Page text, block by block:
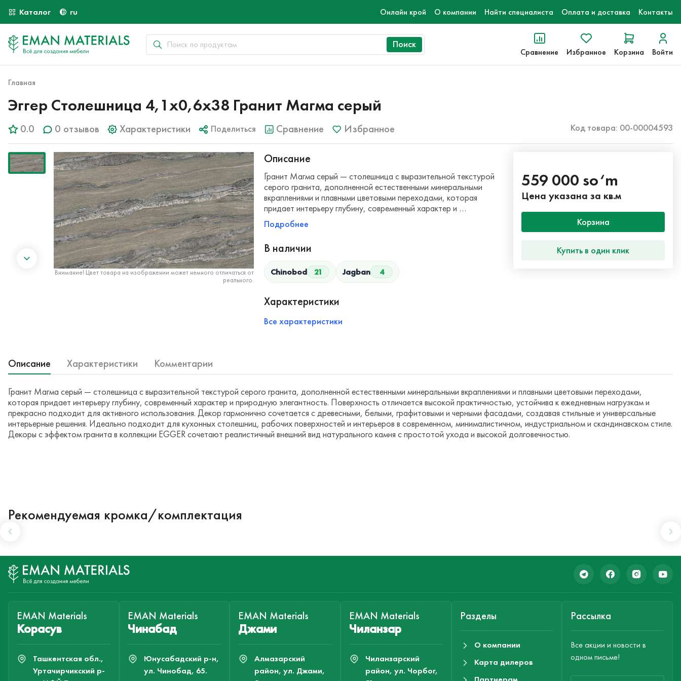
Каталог ru Онлайн крой О компании Найти специалиста Оплата и доставка Контакты
Поиск
Сравнение Избранное Корзина Войти
Главная
Эггер Столешница 4,1х0,6х38 Гранит Магма серый
0.0 0 отзывов Характеристики Поделиться Сравнение Избранное Код товара: 00-00004593
Внимание! Цвет товара на изображении может немного отличаться от
реального.
Описание
Гранит Магма серый — столешница с выразительной текстурой
серого гранита, дополненной естественными минеральными
вкраплениями и плавными цветовыми переходами, которая
придает интерьеру глубину, современный характер и …
Подробнее
В наличии
Chinobod 21 Jagban 4
Характеристики
Все характеристики
559 000 so‘m
Цена указана за кв.м
Корзина
Купить в один клик
Описание Характеристики Комментарии
Гранит Магма серый — столешница с выразительной текстурой серого гранита, дополненной естественными минеральными вкраплениями и плавными цветовыми переходами,
которая придает интерьеру глубину, современный характер и природную элегантность. Поверхность отличается высокой практичностью, устойчива к ежедневным нагрузкам и
прекрасно подходит для активного использования. Декор гармонично сочетается с древесными, белыми, графитовыми и черными фасадами, создавая стильные и универсальные
интерьерные решения. Идеально подходит для кухонных столешниц, рабочих поверхностей и интерьеров в современном, минималистичном, индустриальном и скандинавском стиле.
Декоры с эффектом гранита в коллекции EGGER сочетают реалистичный внешний вид натурального камня с простотой ухода и высокой долговечностью.
Рекомендуемая кромка/комплектация
EMAN Materials
Корасув
Ташкентская обл.,
Уртачирчикский р-
EMAN Materials
Чинабад
Юнусабадский р-н,
ул. Чинобад, 65.
EMAN Materials
Джами
Алмазарский
район, ул. Джами,
EMAN Materials
Чиланзар
Чиланзарский
район, ул. Чорбог,
Разделы
О компании
Карта дилеров
Рассылка
Все акции и новости в
одном письме!